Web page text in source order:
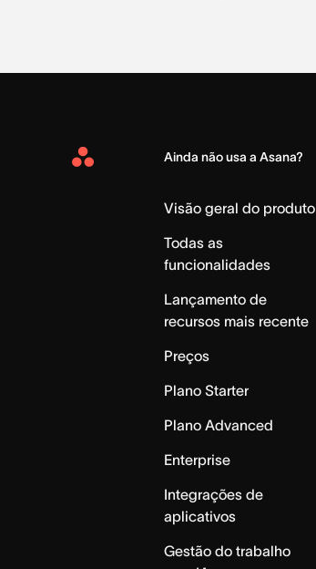
Asana
Ainda não usa a Asana?
Visão geral do produto
Todas as
funcionalidades
Lançamento de
recursos mais recente
Preços
Plano Starter
Plano Advanced
Enterprise
Integrações de
aplicativos
Gestão do trabalho